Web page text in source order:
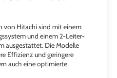
von Hitachi sind mit einem
und einem 2-Leiter-
ausgestattet. Die Modelle
Effizienz und geringere
auch eine optimierte